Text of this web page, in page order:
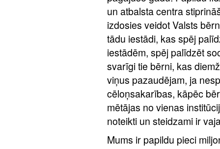
un atbalsta centra
izdosies veidot Valsts
tādu iestādi, kas spēj
iestādēm, spēj palīdzēt
svarīgi tie bērni, kas
viņus pazaudējam, ja
cēloņsakarības, kāpēc
mētājas no vienas
noteikti un steidzami ir
Mums ir papildu pieci